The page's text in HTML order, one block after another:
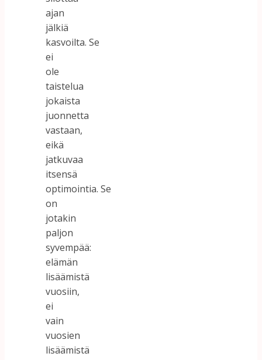
ajan
jälkiä
kasvoilta. Se
ei
ole
taistelua
jokaista
juonnetta
vastaan,
eikä
jatkuvaa
itsensä
optimointia. Se
on
jotakin
paljon
syvempää:
elämän
lisäämistä
vuosiin,
ei
vain
vuosien
lisäämistä